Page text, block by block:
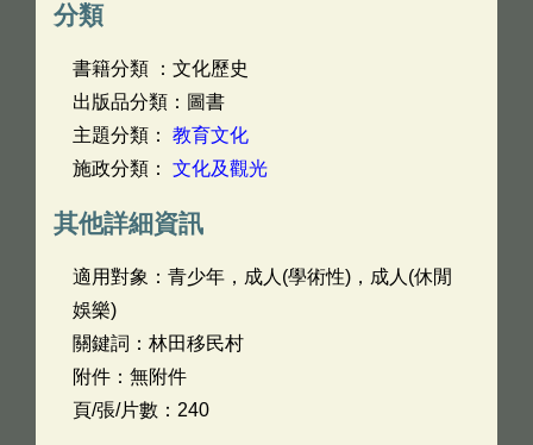
分類
書籍分類 ：文化歷史
出版品分類：圖書
主題分類： 教育文化
施政分類： 文化及觀光
其他詳細資訊
適用對象：青少年，成人(學術性)，成人(休閒
娛樂)
關鍵詞：林田移民村
附件：無附件
頁/張/片數：240